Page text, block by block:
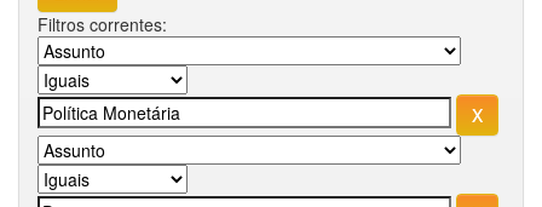
Filtros correntes: